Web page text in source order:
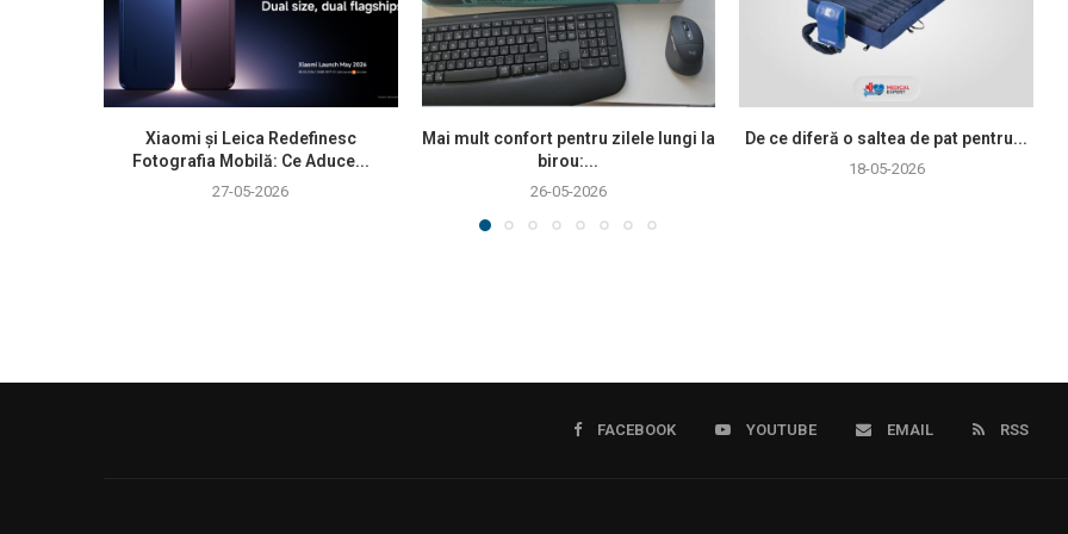
Xiaomi și Leica Redefinesc
Fotografia Mobilă: Ce Aduce...
27-05-2026
Mai mult confort pentru zilele lungi la
birou:...
26-05-2026
De ce diferă o saltea de pat pentru...
18-05-2026
FACEBOOK YOUTUBE EMAIL RSS